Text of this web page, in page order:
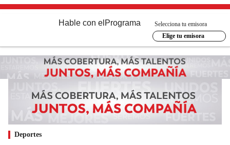
Hable con el Programa
Selecciona tu emisora
Elige tu emisora
Deportes